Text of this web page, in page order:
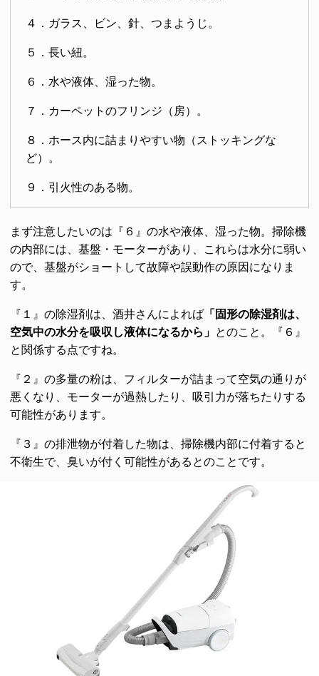
４．ガラス、ビン、針、つまようじ。
５．長い紐。
６．水や液体、湿った物。
７．カーペットのフリンジ（房）。
８．ホース内に詰まりやすい物（ストッキングな
ど）。
９．引火性のある物。
まず注意したいのは『６』の水や液体、湿った物。掃除機
の内部には、基盤・モーターがあり、これらは水分に弱い
ので、基盤がショートして故障や誤動作の原因になりま
す。
『１』の除湿剤は、酒井さんによれば 「固形の除湿剤は、
空気中の水分を吸収し液体になるから」 とのこと。『６』
と関係する点ですね。
『２』の多量の粉は、フィルターが詰まって空気の通りが
悪くなり、モーターが過熱したり、吸引力が落ちたりする
可能性があります。
『３』の排泄物が付着した物は、掃除機内部に付着すると
不衛生で、臭いが付く可能性があるとのことです。